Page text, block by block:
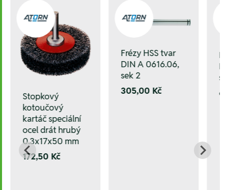
Stopkový
kotoučový
kartáč speciální
ocel drát hrubý
0.3x17x50 mm
172,50 Kč
Frézy HSS tvar
DIN A 0616.06,
sek 2
305,00 Kč